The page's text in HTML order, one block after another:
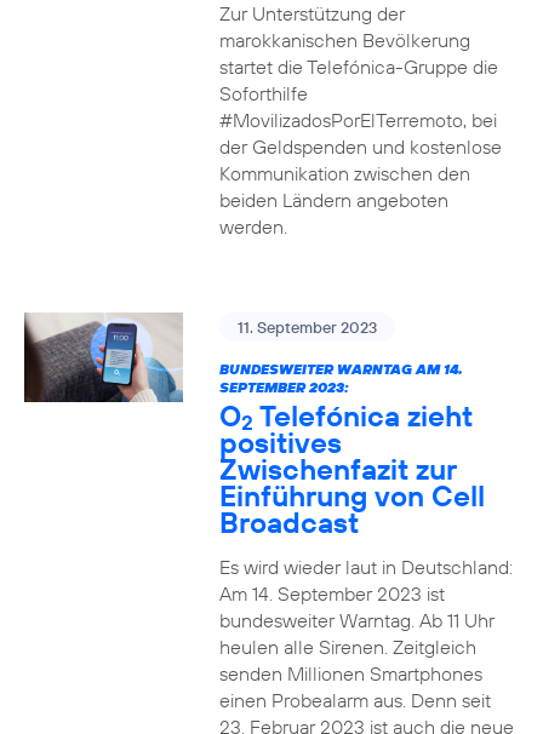
Zur Unterstützung der
marokkanischen Bevölkerung
startet die Telefónica-Gruppe die
Soforthilfe
#MovilizadosPorElTerremoto, bei
der Geldspenden und kostenlose
Kommunikation zwischen den
beiden Ländern angeboten
werden.
11. September 2023
BUNDESWEITER WARNTAG AM 14.
SEPTEMBER 2023:
O2 Telefónica zieht
positives
Zwischenfazit zur
Einführung von Cell
Broadcast
Es wird wieder laut in Deutschland:
Am 14. September 2023 ist
bundesweiter Warntag. Ab 11 Uhr
heulen alle Sirenen. Zeitgleich
senden Millionen Smartphones
einen Probealarm aus. Denn seit
23. Februar 2023 ist auch die neue